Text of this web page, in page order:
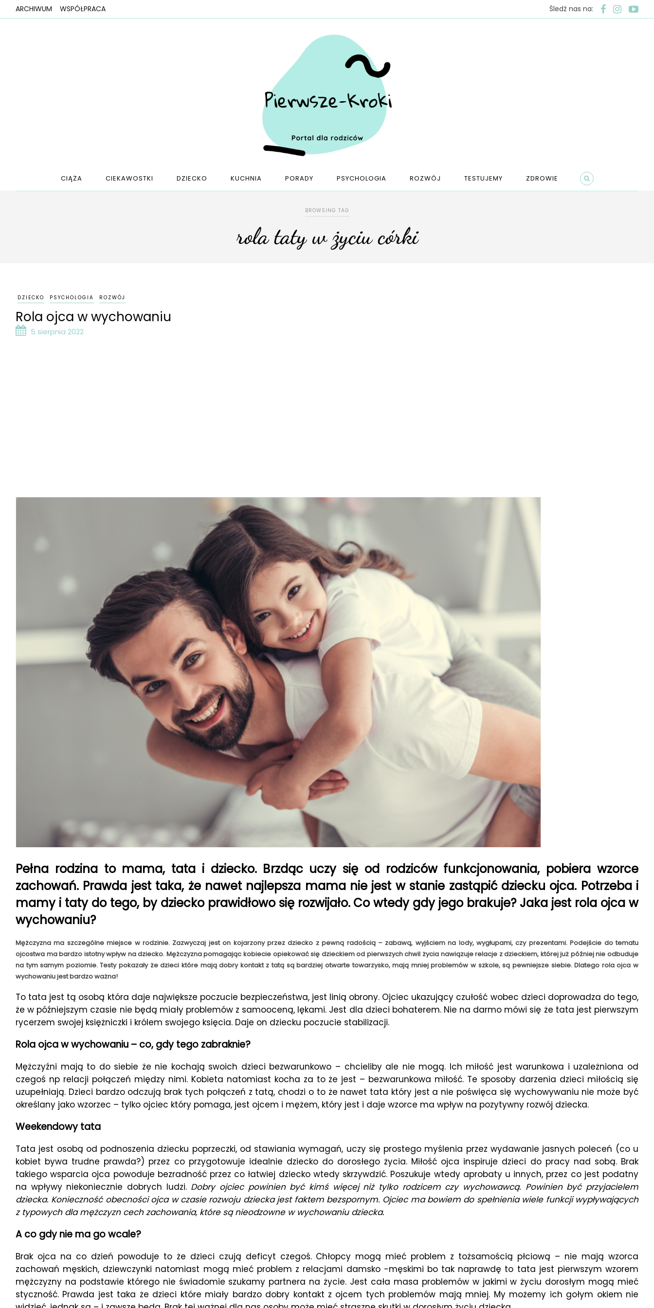
ARCHIWUM WSPÓŁPRACA Śledź nas na:
CIĄŻA CIEKAWOSTKI DZIECKO KUCHNIA PORADY PSYCHOLOGIA ROZWÓJ TESTUJEMY ZDROWIE
BROWSING TAG
rola taty w życiu córki
DZIECKO PSYCHOLOGIA ROZWÓJ
Rola ojca w wychowaniu
5 sierpnia 2022
Pełna rodzina to mama, tata i dziecko. Brzdąc uczy się od rodziców funkcjonowania, pobiera wzorce
zachowań. Prawda jest taka, że nawet najlepsza mama nie jest w stanie zastąpić dziecku ojca. Potrzeba i
mamy i taty do tego, by dziecko prawidłowo się rozwijało. Co wtedy gdy jego brakuje? Jaka jest rola ojca w
wychowaniu?
Mężczyzna ma szczególne miejsce w rodzinie. Zazwyczaj jest on kojarzony przez dziecko z pewną radością – zabawą, wyjściem na lody, wygłupami, czy prezentami. Podejście do tematu
ojcostwa ma bardzo istotny wpływ na dziecko. Mężczyzna pomagając kobiecie opiekować się dzieckiem od pierwszych chwil życia nawiązuje relacje z dzieckiem, której już później nie odbuduje
na tym samym poziomie. Testy pokazały że dzieci które mają dobry kontakt z tatą są bardziej otwarte towarzysko, mają mniej problemów w szkole, są pewniejsze siebie. Dlatego rola ojca w
wychowaniu jest bardzo ważna!
To tata jest tą osobą która daje największe poczucie bezpieczeństwa, jest linią obrony. Ojciec ukazujący czułość wobec dzieci doprowadza do tego,
że w późniejszym czasie nie będą miały problemów z samooceną, lękami. Jest dla dzieci bohaterem. Nie na darmo mówi się że tata jest pierwszym
rycerzem swojej księżniczki i królem swojego księcia. Daje on dziecku poczucie stabilizacji.
Rola ojca w wychowaniu – co, gdy tego zabraknie?
Mężczyźni mają to do siebie że nie kochają swoich dzieci bezwarunkowo – chcieliby ale nie mogą. Ich miłość jest warunkowa i uzależniona od
czegoś np relacji połączeń między nimi. Kobieta natomiast kocha za to że jest – bezwarunkowa miłość. Te sposoby darzenia dzieci miłością się
uzupełniają. Dzieci bardzo odczują brak tych połączeń z tatą, chodzi o to że nawet tata który jest a nie poświęca się wychowywaniu nie może być
określany jako wzorzec – tylko ojciec który pomaga, jest ojcem i mężem, który jest i daje wzorce ma wpływ na pozytywny rozwój dziecka.
Weekendowy tata
Tata jest osobą od podnoszenia dziecku poprzeczki, od stawiania wymagań, uczy się prostego myślenia przez wydawanie jasnych poleceń (co u
kobiet bywa trudne prawda?) przez co przygotowuje idealnie dziecko do dorosłego życia. Miłość ojca inspiruje dzieci do pracy nad sobą. Brak
takiego wsparcia ojca powoduje bezradność przez co łatwiej dziecko wtedy skrzywdzić. Poszukuje wtedy aprobaty u innych, przez co jest podatny
na wpływy niekoniecznie dobrych ludzi. Dobry ojciec powinien być kimś więcej niż tylko rodzicem czy wychowawcą. Powinien być przyjacielem
dziecka. Konieczność obecności ojca w czasie rozwoju dziecka jest faktem bezspornym. Ojciec ma bowiem do spełnienia wiele funkcji wypływających
z typowych dla mężczyzn cech zachowania, które są nieodzowne w wychowaniu dziecka.
A co gdy nie ma go wcale?
Brak ojca na co dzień powoduje to że dzieci czują deficyt czegoś. Chłopcy mogą mieć problem z tożsamością płciową – nie mają wzorca
zachowań męskich, dziewczynki natomiast mogą mieć problem z relacjami damsko -męskimi bo tak naprawdę to tata jest pierwszym wzorem
mężczyzny na podstawie którego nie świadomie szukamy partnera na życie. Jest cała masa problemów w jakimi w życiu dorosłym mogą mieć
styczność. Prawda jest taka że dzieci które miały bardzo dobry kontakt z ojcem tych problemów mają mniej. My możemy ich gołym okiem nie